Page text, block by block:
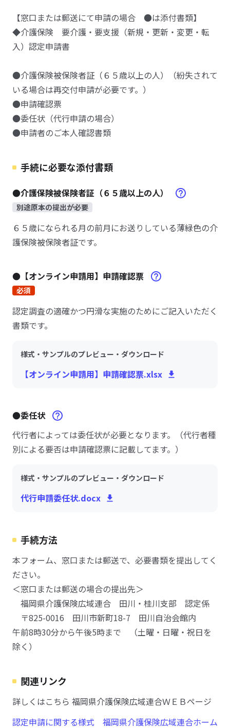
【窓口または郵送にて申請の場合 ●は添付書類】
◆介護保険 要介護・要支援（新規・更新・変更・転
入）認定申請書
●介護保険被保険者証（６５歳以上の人）（紛失されて
いる場合は再交付申請が必要です。）
●申請確認票
●委任状（代行申請の場合）
●申請者のご本人確認書類
手続に必要な添付書類
●介護保険被保険者証（６５歳以上の人）
別途原本の提出が必要
６５歳になられる月の前月にお送りしている薄緑色の介
護保険被保険者証です。
●【オンライン申請用】申請確認票
必須
認定調査の適確かつ円滑な実施のためにご記入いただく
書類です。
様式・サンプルのプレビュー・ダウンロード
【オンライン申請用】申請確認票.xlsx
●委任状
代行者によっては委任状が必要となります。（代行者種
別による要否は申請確認票に記載してます。）
様式・サンプルのプレビュー・ダウンロード
代行申請委任状.docx
手続方法
本フォーム、窓口または郵送で、必要書類を提出してく
ださい。
＜窓口または郵送の場合の提出先＞
福岡県介護保険広域連合 田川・桂川支部 認定係
〒825-0016 田川市新町18-7 田川自治会館内
午前8時30分から午後5時まで （土曜・日曜・祝日を
除く）
関連リンク
詳しくはこちら 福岡県介護保険広域連合ＷＥＢページ
認定申請に関する様式 福岡県介護保険広域連合ホーム